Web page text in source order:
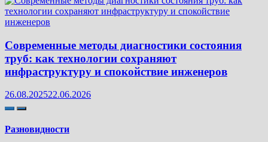
Современные методы диагностики состояния
труб: как технологии сохраняют
инфраструктуру и спокойствие инженеров
26.08.202522.06.2026
Разновидности